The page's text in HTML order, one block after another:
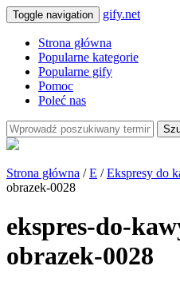
Toggle navigation gify.net
Strona główna
Popularne kategorie
Popularne gify
Pomoc
Poleć nas
Strona główna /E /Ekspresy do
obrazek-0028
ekspres-do-
obrazek-0028